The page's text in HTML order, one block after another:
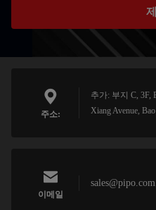
주소:
추가: 부지 C, 3F,
Xiang Avenue,
이메일